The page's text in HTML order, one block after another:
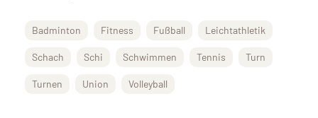
Badminton Fitness Fußball Leichtathletik
Schach Schi Schwimmen Tennis Turn
Turnen Union Volleyball